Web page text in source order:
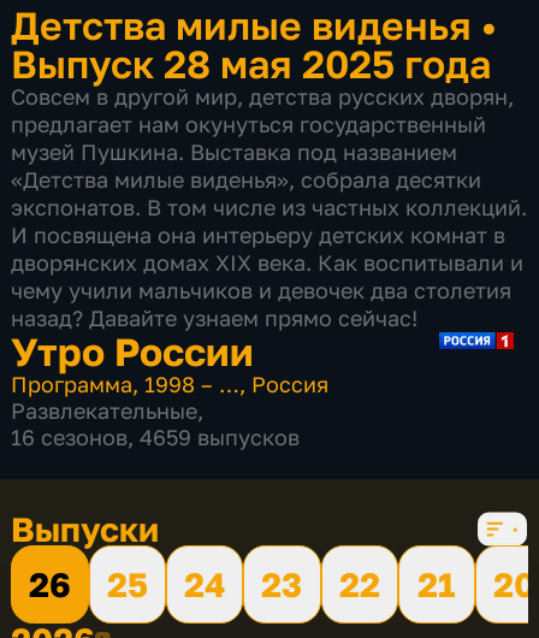
Детства милые виденья •
Выпуск 28 мая 2025 года
Совсем в другой мир, детства русских дворян,
предлагает нам окунуться государственный
музей Пушкина. Выставка под названием
«Детства милые виденья», собрала десятки
экспонатов. В том числе из частных коллекций.
И посвящена она интерьеру детских комнат в
дворянских домах XIX века. Как воспитывали и
чему учили мальчиков и девочек два столетия
назад? Давайте узнаем прямо сейчас!
Утро России
Программа, 1998 – …, Россия
Развлекательные,
16 сезонов, 4659 выпусков
Выпуски
26
25 24 23 22 21
20